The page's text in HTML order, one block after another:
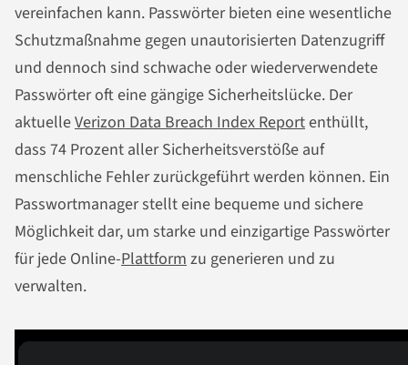
vereinfachen kann. Passwörter bieten eine wesentliche
Schutzmaßnahme gegen unautorisierten Datenzugriff
und dennoch sind schwache oder wiederverwendete
Passwörter oft eine gängige Sicherheitslücke. Der
aktuelleVerizon Data Breach Index Reportenthüllt,
dass 74 Prozent aller Sicherheitsverstöße auf
menschliche Fehler zurückgeführt werden können. Ein
Passwortmanager stellt eine bequeme und sichere
Möglichkeit dar, um starke und einzigartige Passwörter
für jede Online-Plattform zu generieren und zu
verwalten.